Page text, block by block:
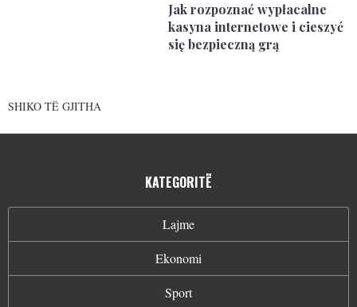
Jak rozpoznać wypłacalne
kasyna internetowe i cieszyć
się bezpieczną grą
SHIKO TË GJITHA
KATEGORITË
Lajme
Ekonomi
Sport